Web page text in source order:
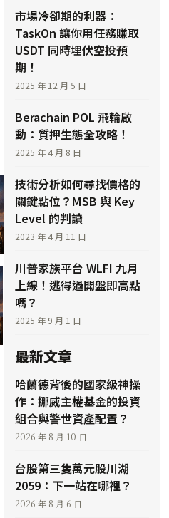
市場冷卻期的利器：
TaskOn 讓你用任務賺取
USDT 同時埋伏空投預
期！
2025 年 12 月 5 日
Berachain POL 飛輪啟
動：質押生態全攻略！
2025 年 4 月 8 日
技術分析如何尋找價格的
關鍵點位？MSB 與 Key
Level 的判讀
2023 年 4 月 11 日
川普家族平台 WLFI 九月
上線！逃得過開盤即高點
嗎？
2025 年 9 月 1 日
最新文章
哈蘭德背後的國家級神操
作：挪威主權基金的投資
組合與警世資產配置？
2026 年 8 月 10 日
台股第三隻萬元股川湖
2059：下一站在哪裡？
2026 年 8 月 6 日